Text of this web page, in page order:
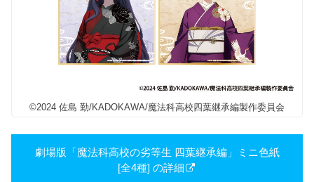
©2024 佐島 勤/KADOKAWA/魔法科高校四葉継承編製作委員会
劇場版「魔法科高校の劣等生 四葉継承編」ミニ色紙
[全4種] の詳細